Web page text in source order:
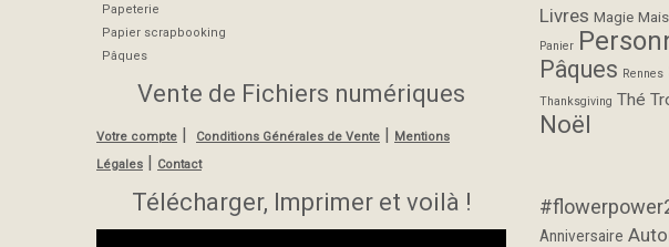
Papeterie
Papier scrapbooking
Pâques
Vente de Fichiers numériques
Votre compte | Conditions Générales de Vente | Mentions
Légales | Contact
Télécharger, Imprimer et voilà !
Livres Magie
Panier
Pâques Rennes
Thanksgiving Thé
Noël
Anniversaire